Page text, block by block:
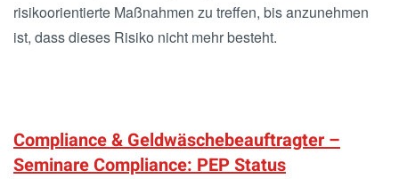
risikoorientierte Maßnahmen zu treffen, bis anzunehmen
ist, dass dieses Risiko nicht mehr besteht.
Compliance & Geldwäschebeauftragter –
Seminare Compliance: PEP Status